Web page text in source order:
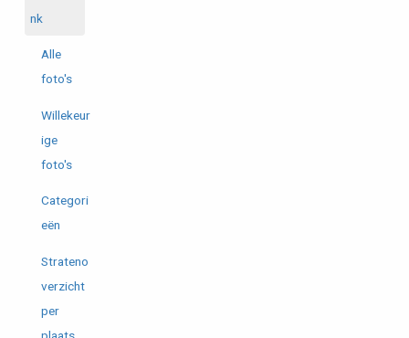
nk
Alle
foto's
Willekeur
ige
foto's
Categori
eën
Strateno
verzicht
per